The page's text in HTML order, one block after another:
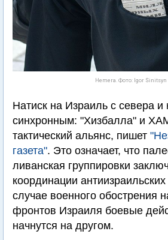
Hemera. Фото: Igor Sinitsyn
Натиск на Израиль с севера и
синхронным: "Хизбалла" и
тактический альянс, пишет
газета". Это означает, что
ливанская группировки
координации
случае военного обострения
фронтов Израиля боевые
начнутся на другом.